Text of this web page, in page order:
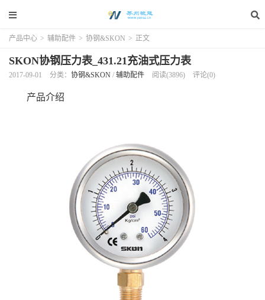
产品中心 > 辅助配件 > 协钢&SKON > 正文
SKON协钢压力表_431.21充油式压力表
2017-09-01 分类： 协钢&SKON / 辅助配件 阅读(3896) 评论(0)
产品介绍